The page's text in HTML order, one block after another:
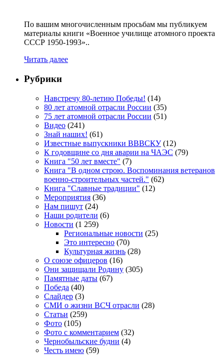
По вашим многочисленным просьбам мы публикуем
материалы книги «Военное училище атомного проекта
СССР 1950-1993»..
Читать далее
Рубрики
Навстречу 80-летию Победы! (14)
80 лет атомной отрасли России (35)
75 лет атомной отрасли России (51)
Видео (241)
Знай наших! (61)
Известные выпускники ВВВСКУ(12)
К годовщине со дня аварии на ЧАЭС (79)
Книга "50 лет вместе" (7)
Книга "В одном строю. Воспоминания ветеранов
военно-строительных частей." (62)
Книга "Славные традиции" (12)
Мероприятия (36)
Нам пишут (24)
Наши родители (6)
Новости (1 259)
Региональные новости (25)
Это интересно (70)
Культурная жизнь (28)
О союзе офицеров (16)
Они защищали Родину (305)
Памятные даты (67)
Победа (40)
Слайдер (3)
СМИ о жизни ВСЧ отрасли (28)
Статьи (259)
Фото (105)
Фото с комментарием (32)
Чернобыльские будни (4)
Честь имею (59)